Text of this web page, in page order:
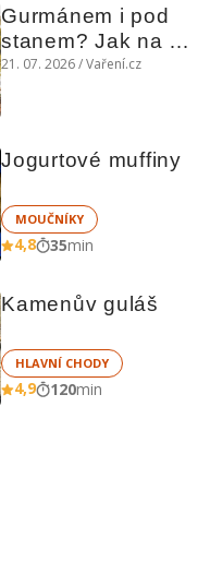
Gurmánem i pod
stanem? Jak na
polní kuchyni a na
21. 07. 2026 / Vaření.cz
Jogurtové muffiny
MOUČNÍKY
4,8 35min
Kamenův guláš
HLAVNÍ CHODY
4,9 120min